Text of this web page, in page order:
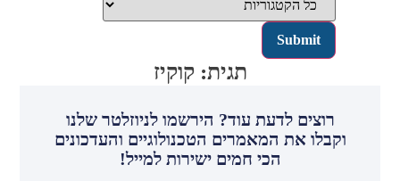
תגית: קוקיז
רוצים לדעת עוד? הירשמו לניוזלטר שלנו
וקבלו את המאמרים הטכנולוגיים והעדכונים
הכי חמים ישירות למייל!